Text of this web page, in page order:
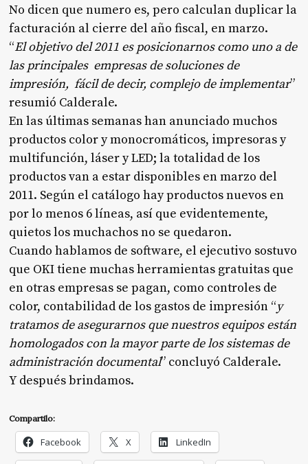
No dicen que numero es, pero calculan duplicar la
facturación al cierre del año fiscal, en marzo.
“El objetivo del 2011 es posicionarnos como uno a de
las principales empresas de soluciones de
impresión, fácil de decir, complejo de implementar”
resumió Calderale.
En las últimas semanas han anunciado muchos
productos color y monocromáticos, impresoras y
multifunción, láser y LED; la totalidad de los
productos van a estar disponibles en marzo del
2011. Según el catálogo hay productos nuevos en
por lo menos 6 líneas, así que evidentemente,
quietos los muchachos no se quedaron.
Cuando hablamos de software, el ejecutivo sostuvo
que OKI tiene muchas herramientas gratuitas que
en otras empresas se pagan, como controles de
color, contabilidad de los gastos de impresión “y
tratamos de asegurarnos que nuestros equipos están
homologados con la mayor parte de los sistemas de
administración documental” concluyó Calderale.
Y después brindamos.
Compartilo:
Facebook X LinkedIn